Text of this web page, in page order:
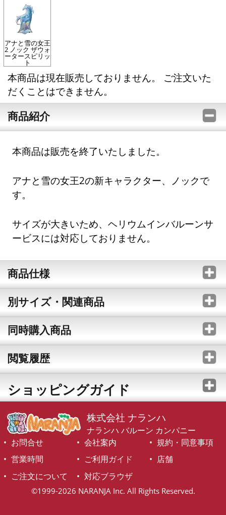
アナと雪の女王
2 ノック ザウォ
ータースピリッ
ト
本商品は現在販売しておりません。 ご注文いた
だくことはできません。
商品紹介
本商品は販売を終了いたしました。
アナと雪の女王2の新キャラクター、ノックで
す。
サイズが大きいため、ヘリウムインバルーンサ
ービスには対応しておりません。
商品仕様
別サイズ・関連商品
同時購入商品
閲覧履歴
ショッピングガイド
株式会社 ナランハ
ナランハ バルーン カンパニー
お問合せ
会社案内
規約・同意事項
営業時間
ご利用ガイド
店舗
ご注文について
対応ブラウザ
©1999-2026 NARANJA Inc. All Rights Reserved.